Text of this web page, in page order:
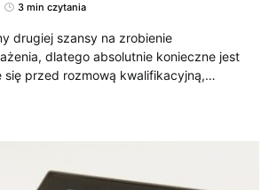
3 min czytania
drugiej szansy na zrobienie
dlatego absolutnie konieczne jest
się przed rozmową kwalifikacyjną,…